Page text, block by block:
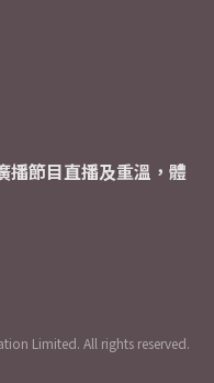
播節目直播及重溫，體
Limited. All rights reserved.